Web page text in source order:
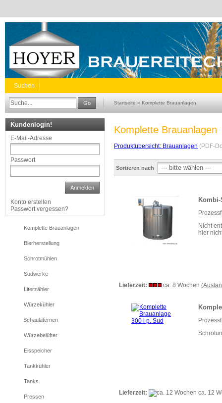
Suchen
Go Startseite » Komplette Brauanlagen
Komplette Brauanlagen
Produktübersicht: Brauanlagen (PDF-
Sortieren nach
Nicht
hier
Lieferzeit: ca. 8 Wochen
Lieferzeit: ca. 12
Kundenlogin!
E-Mail-Adresse
Passwort
Anmelden
Konto erstellen
Passwort vergessen?
Komplette Brauanlagen
Bierherstellung
Schrotmühlen
Sudwerke
Literzähler
Würzekühler
Schaulaternen
Würzebelüfter
Eisspeicher
Tankkühler
Tanks
Pressen